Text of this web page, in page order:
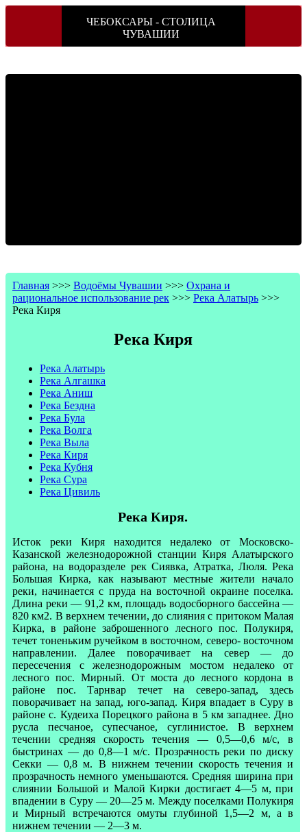
ЧЕБОКСАРЫ - СТОЛИЦА
ЧУВАШИИ
Главная >>> Водоёмы Чувашии >>> Охрана и
рациональное использование рек >>> Река Алатырь >>>
Река Киря
Река Киря
Река Алатырь
Река Алгашка
Река Аниш
Река Бездна
Река Була
Река Волга
Река Выла
Река Киря
Река Кубня
Река Сура
Река Цивиль
Река Киря.
Исток реки Киря находится недалеко от Московско-
Казанской железнодорожной станции Киря Алатырского
района, на водоразделе рек Сиявка, Атратка, Люля. Река
Большая Кирка, как называют местные жители начало
реки, начинается с пруда на восточной окраине поселка.
Длина реки — 91,2 км, площадь водосборного бассейна —
820 км2. В верхнем течении, до слияния с притоком Малая
Кирка, в районе заброшенного лесного пос. Полукиря,
течет тоненьким ручейком в восточном, северо- восточном
направлении. Далее поворачивает на север — до
пересечения с железнодорожным мостом недалеко от
лесного пос. Мирный. От моста до лесного кордона в
районе пос. Тарнвар течет на северо-запад, здесь
поворачивает на запад, юго-запад. Киря впадает в Суру в
районе с. Кудеиха Порецкого района в 5 км западнее. Дно
русла песчаное, супесчаное, суглинистое. В верхнем
течении средняя скорость течения — 0,5—0,6 м/с, в
быстринах — до 0,8—1 м/с. Прозрачность реки по диску
Секки — 0,8 м. В нижнем течении скорость течения и
прозрачность немного уменьшаются. Средняя ширина при
слиянии Большой и Малой Кирки достигает 4—5 м, при
впадении в Суру — 20—25 м. Между поселками Полукиря
и Мирный встречаются омуты глубиной 1,5—2 м, а в
нижнем течении — 2—3 м.